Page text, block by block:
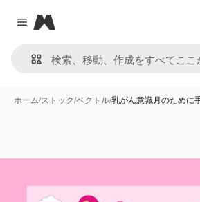
Close menu
Magnific
ホーム/ストック/ベクトル/乳がん意識月のために